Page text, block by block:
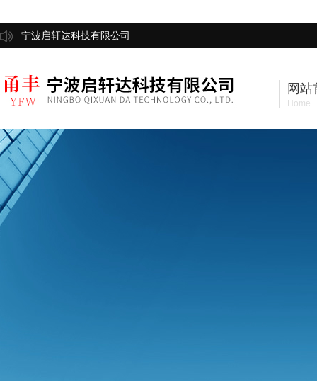
宁波启轩达科技有限公司
网站
Home